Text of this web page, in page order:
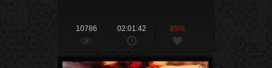
10786 02:01:42 85%